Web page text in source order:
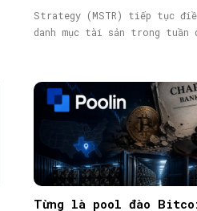
Strategy (MSTR) tiếp tục
danh mục tài sản trong tuần
Từng là pool đào